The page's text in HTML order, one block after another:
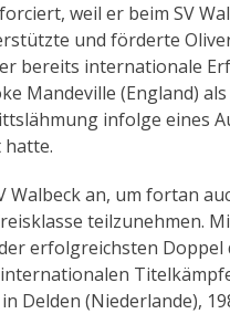
weil er beim SV
und förderte
bereits internationale
Mandeville (England)
infolge eines
Walbeck an, um fortan
teilzunehmen.
erfolgreichsten
Delden (Niederlande),